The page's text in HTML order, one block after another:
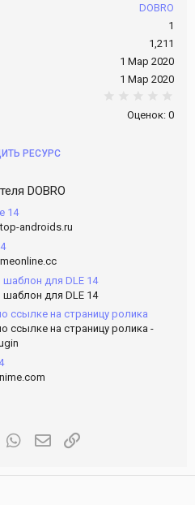
DOBRO
1
1,211
1 Мар 2020
1 Мар 2020
Оценок: 0
РЕСУРС
DOBRO
14
androids.ru
шаблон для DLE 14
шаблон для DLE 14
ссылке на страницу ролика
ссылке на страницу ролика -
WhatsAppЭлектронная почта
Ссылка